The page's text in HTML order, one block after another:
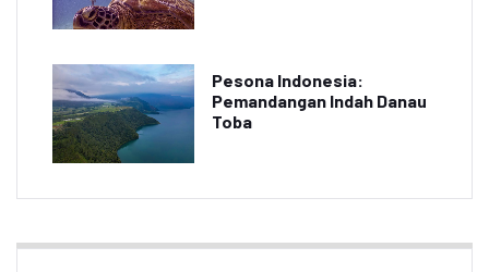
Pesona Indonesia:
Pemandangan Indah Danau
Toba